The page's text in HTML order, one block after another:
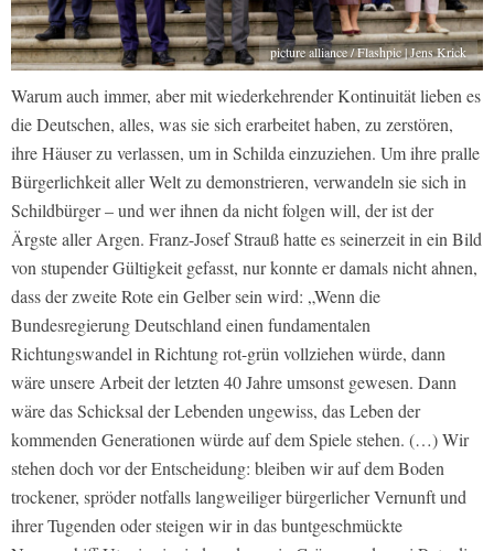
picture alliance / Flashpic | Jens Krick
Warum auch immer, aber mit wiederkehrender Kontinuität lieben es
die Deutschen, alles, was sie sich erarbeitet haben, zu zerstören,
ihre Häuser zu verlassen, um in Schilda einzuziehen. Um ihre pralle
Bürgerlichkeit aller Welt zu demonstrieren, verwandeln sie sich in
Schildbürger – und wer ihnen da nicht folgen will, der ist der
Ärgste aller Argen. Franz-Josef Strauß hatte es seinerzeit in ein Bild
von stupender Gültigkeit gefasst, nur konnte er damals nicht ahnen,
dass der zweite Rote ein Gelber sein wird: „Wenn die
Bundesregierung Deutschland einen fundamentalen
Richtungswandel in Richtung rot-grün vollziehen würde, dann
wäre unsere Arbeit der letzten 40 Jahre umsonst gewesen. Dann
wäre das Schicksal der Lebenden ungewiss, das Leben der
kommenden Generationen würde auf dem Spiele stehen. (…) Wir
stehen doch vor der Entscheidung: bleiben wir auf dem Boden
trockener, spröder notfalls langweiliger bürgerlicher Vernunft und
ihrer Tugenden oder steigen wir in das buntgeschmückte